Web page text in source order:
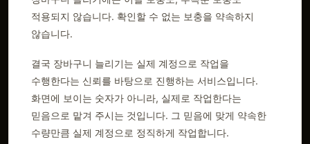
적용되지 않습니다. 확인할 수 없는 보충을 약속하지
않습니다.
결국 장바구니 늘리기는 실제 계정으로 작업을
수행한다는 신뢰를 바탕으로 진행하는 서비스입니다.
화면에 보이는 숫자가 아니라, 실제로 작업한다는
믿음으로 맡겨 주시는 것입니다. 그 믿음에 맞게 약속한
수량만큼 실제 계정으로 정직하게 작업합니다.